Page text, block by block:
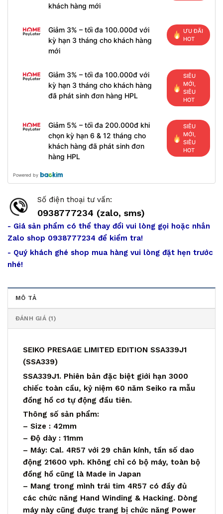
khách hàng mới
Giảm 3% – tối đa 100.000đ với
kỳ hạn 3 tháng cho khách hàng
mới
ƯU ĐÃI
HOT
Giảm 3% – tối đa 100.000đ với
kỳ hạn 3 tháng cho khách hàng
đã phát sinh đơn hàng HPL
SIÊU
MỚI,
SIÊU
HOT
Giảm 5% – tối đa 200.000đ khi
chọn kỳ hạn 6 & 12 tháng cho
khách hàng đã phát sinh đơn
hàng HPL
SIÊU
MỚI,
SIÊU
HOT
Powered by
Số điện thoại tư vấn:
0938777234 (zalo, sms)
- Giá sản phẩm có thể thay đổi vui lòng gọi hoặc nhắn
Zalo shop 0938777234 để kiểm tra!
- Quý khách ghé shop mua hàng vui lòng đặt hẹn trước
nhé!
MÔ TẢ
ĐÁNH GIÁ (1)
SEIKO PRESAGE LIMITED EDITION SSA339J1
(SSA339)
SSA339J1. Phiên bản đặc biệt giới hạn 3000
chiếc toàn cầu, kỷ niệm 60 năm Seiko ra mẫu
đồng hồ cơ tự động đầu tiên.
Thông số sản phẩm:
– Size : 42mm
– Độ dày : 11mm
– Máy: Cal. 4R57 với 29 chân kính, tần số dao
động 21600 vph. Không chỉ có bộ máy, toàn bộ
đồng hồ cũng là Made in Japan
– Mang trong mình trái tim 4R57 có đầy đủ
các chức năng Hand Winding & Hacking. Dòng
máy này cũng được trang bị chức năng Power